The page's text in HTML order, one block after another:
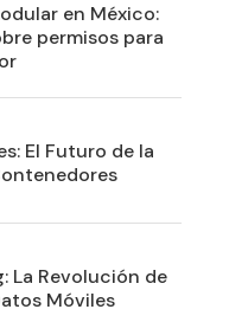
en México:
permisos para
El Futuro de la
La Revolución de
Móviles